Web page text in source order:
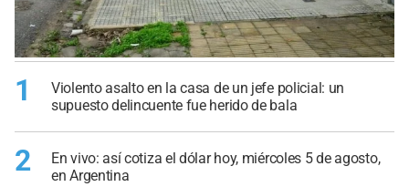
1
Violento asalto en la casa de un jefe policial: un
supuesto delincuente fue herido de bala
2
En vivo: así cotiza el dólar hoy, miércoles 5 de agosto,
en Argentina